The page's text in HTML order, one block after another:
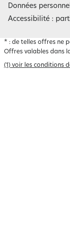
Belgique
Données
Accessibilité :
* : de telles offres ne
Offres valables dans
(1) voir les conditions